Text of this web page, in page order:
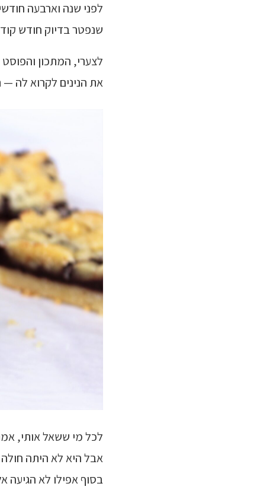
לפני שנה וארבעה
שנפטר בדיוק חודש
לצערי, המתכון
את הנינים לקרוא לה
לכל מי ששאל אותי,
אבל היא לא היתה חולה
בסוף אפילו לא הגיעה